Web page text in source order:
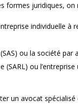
formes juridiques, on
individuelle à
ou la société par
(SARL) ou
un avocat